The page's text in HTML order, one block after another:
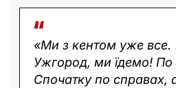
«Ми з кентом уже все.
Ужгород, ми їдемо! По
Спочатку по справах,